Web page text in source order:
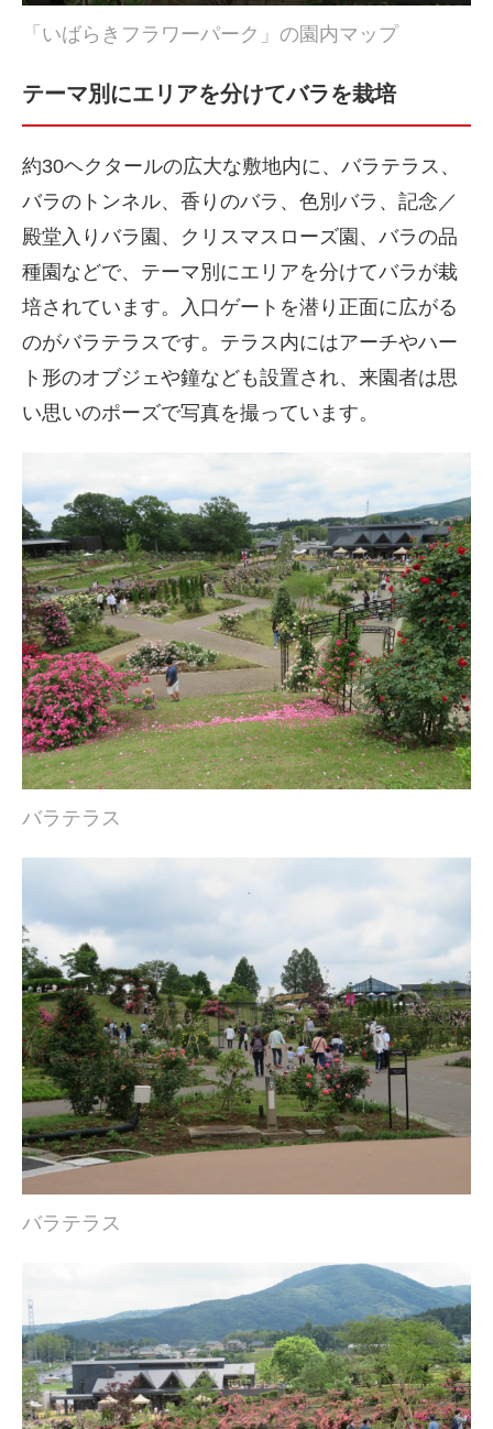
「いばらきフラワーパーク」の園内マップ
テーマ別にエリアを分けてバラを栽培
約30ヘクタールの広大な敷地内に、バラテラス、
バラのトンネル、香りのバラ、色別バラ、記念／
殿堂入りバラ園、クリスマスローズ園、バラの品
種園などで、テーマ別にエリアを分けてバラが栽
培されています。入口ゲートを潜り正面に広がる
のがバラテラスです。テラス内にはアーチやハー
ト形のオブジェや鐘なども設置され、来園者は思
い思いのポーズで写真を撮っています。
バラテラス
バラテラス